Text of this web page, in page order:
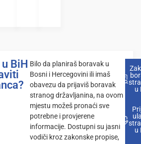
BiH Bilo da planiraš boravak u
Bosni i Hercegovini ili imaš
obavezu da prijaviš boravak
stranog državljanina, na ovom
mjestu možeš pronaći sve
potrebne i provjerene
informacije. Dostupni su jasni
vodiči kroz zakonske propise,
u
u